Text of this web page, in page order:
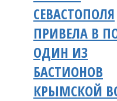
СЕВАСТОПОЛЯ
ПРИВЕЛА В
ОДИН ИЗ
БАСТИОНОВ
КРЫМСКОЙ